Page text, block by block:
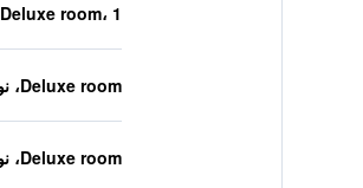
Deluxe room، 1 سرير كينغ
Deluxe room، نوع السرير غير معروف
Deluxe room، نوع السرير غير معروف